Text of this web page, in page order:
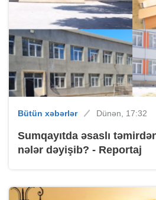
Bütün xəbərlər Dünən, 17:32
Sumqayıtda əsaslı
nələr dəyişib? - Reportaj